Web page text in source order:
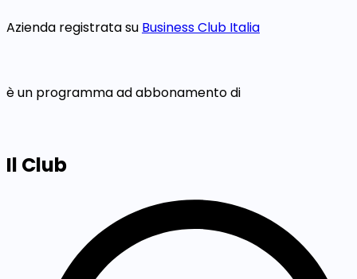
Azienda registrata su Business Club Italia
è un programma ad abbonamento di
Il Club